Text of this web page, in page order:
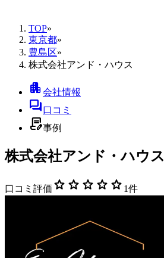
TOP»
東京都»
豊島区»
株式会社アンド・ハウス
apartment会社情報
forum口コミ
contract_edit事例
株式会社アンド・ハウス
口コミ評価 star star star star star 1件